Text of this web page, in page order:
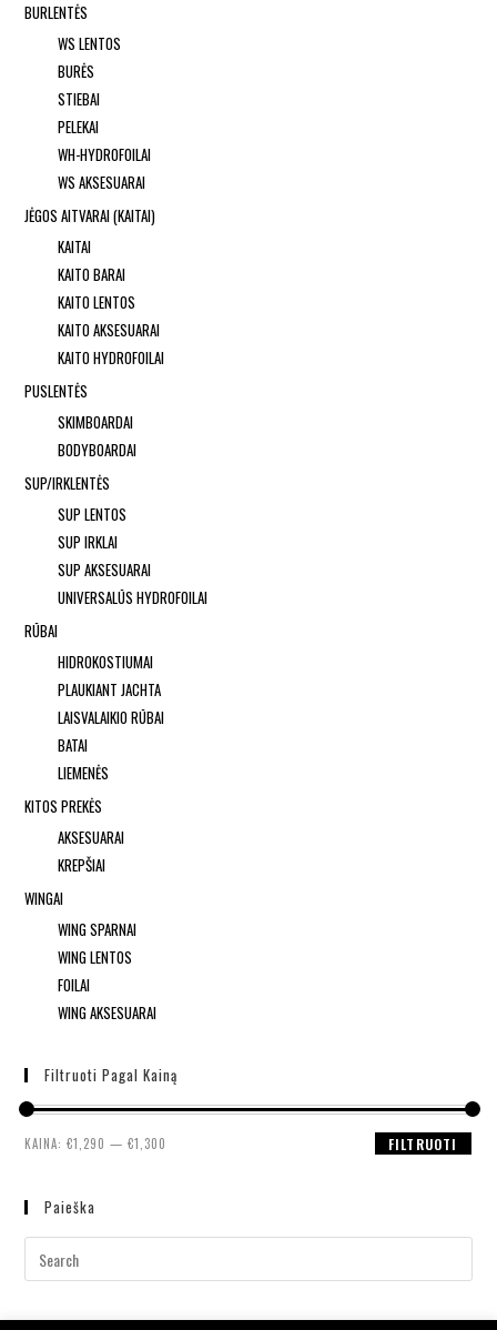
BURLENTĖS
WS LENTOS
BURĖS
STIEBAI
PELEKAI
WH-HYDROFOILAI
WS AKSESUARAI
JĖGOS AITVARAI (KAITAI)
KAITAI
KAITO BARAI
KAITO LENTOS
KAITO AKSESUARAI
KAITO HYDROFOILAI
PUSLENTĖS
SKIMBOARDAI
BODYBOARDAI
SUP/IRKLENTĖS
SUP LENTOS
SUP IRKLAI
SUP AKSESUARAI
UNIVERSALŪS HYDROFOILAI
RŪBAI
HIDROKOSTIUMAI
PLAUKIANT JACHTA
LAISVALAIKIO RŪBAI
BATAI
LIEMENĖS
KITOS PREKĖS
AKSESUARAI
KREPŠIAI
WINGAI
WING SPARNAI
WING LENTOS
FOILAI
WING AKSESUARAI
Filtruoti Pagal Kainą
FILTRUOTI
KAINA:€1,290 —€1,300
Paieška